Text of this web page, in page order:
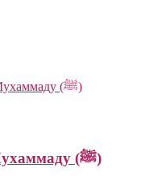
Хадис о любви к Пророку Мухаммаду (ﷺ)